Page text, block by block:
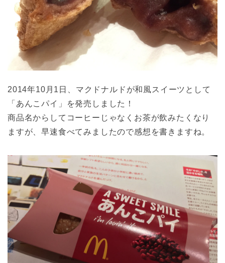
2014年10月1日、マクドナルドが和風スイーツとして
「あんこパイ」を発売しました！
商品名からしてコーヒーじゃなくお茶が飲みたくなり
ますが、早速食べてみましたので感想を書きますね。